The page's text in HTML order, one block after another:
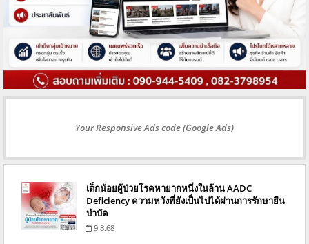
Your Responsive Ads code (Google Ads)
เด็กน้อยผู้ป่วยโรคหายากหนึ่งในล้าน AADC
Deficiency ความหวังที่ยังเป็นไปได้ผ่านการรักษายีน
บำบัด
9.8.68